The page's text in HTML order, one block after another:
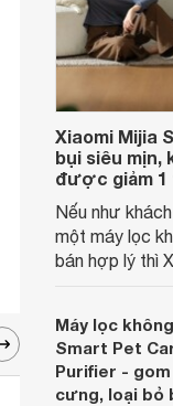
Xiaomi Mijia
bụi siêu mịn,
được giảm
Nếu như
một máy lọc
bán hợp lý thì
chọn rất đáng
Máy lọc
Smart Pet
Purifier -
cưng, loại bỏ